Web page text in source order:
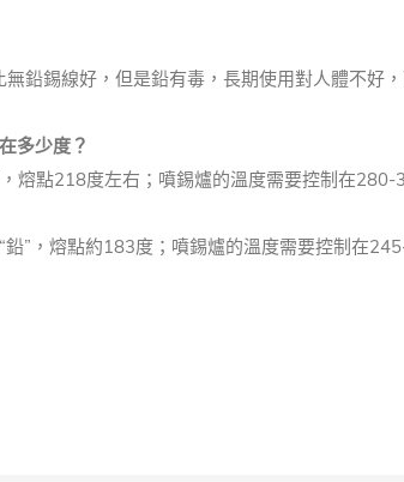
無鉛錫線好，但是鉛有毒，長期使用對人體不好
多少度？
熔點218度左右； 噴錫爐的溫度需要控制在280-
”，熔點約183度； 噴錫爐的溫度需要控制在